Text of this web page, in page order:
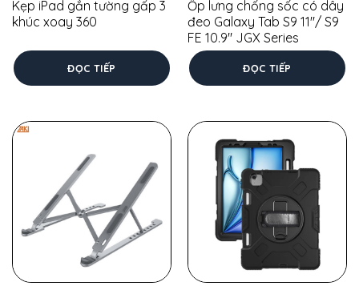
Kẹp iPad gắn tường gấp 3
khúc xoay 360
ĐỌC TIẾP
Ốp lưng chống sốc có dây
đeo Galaxy Tab S9 11″/ S9
FE 10.9″ JGX Series
ĐỌC TIẾP